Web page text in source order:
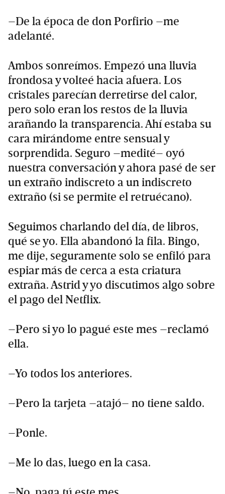
–De la época de don Porfirio –me
adelanté.
Ambos sonreímos. Empezó una lluvia
frondosa y volteé hacia afuera. Los
cristales parecían derretirse del calor,
pero solo eran los restos de la lluvia
arañando la transparencia. Ahí estaba su
cara mirándome entre sensual y
sorprendida. Seguro –medité– oyó
nuestra conversación y ahora pasé de ser
un extraño indiscreto a un indiscreto
extraño (si se permite el retruécano).
Seguimos charlando del día, de libros,
qué se yo. Ella abandonó la fila. Bingo,
me dije, seguramente solo se enfiló para
espiar más de cerca a esta criatura
extraña. Astrid y yo discutimos algo sobre
el pago del Netflix.
–Pero si yo lo pagué este mes –reclamó
ella.
–Yo todos los anteriores.
–Pero la tarjeta –atajó– no tiene saldo.
–Ponle.
–Me lo das, luego en la casa.